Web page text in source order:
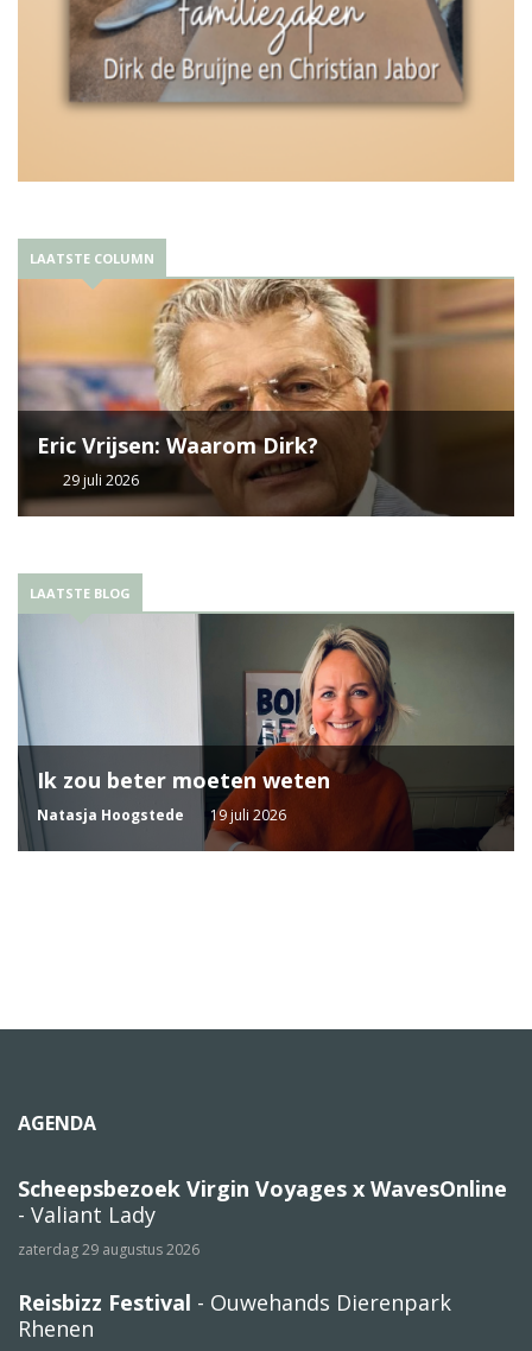
LAATSTE COLUMN
Eric Vrijsen: Waarom Dirk?
29 juli 2026
LAATSTE BLOG
Ik zou beter moeten weten
Natasja Hoogstede 19 juli 2026
AGENDA
Scheepsbezoek Virgin Voyages x WavesOnline
- Valiant Lady
zaterdag 29 augustus 2026
Reisbizz Festival - Ouwehands Dierenpark
Rhenen